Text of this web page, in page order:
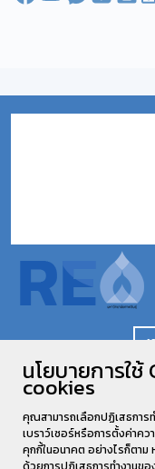
ง
พัฒนาเว็บไซต์โดย
นโยบายการใ
cookies
คุณสามารถเลือกปฏิเสธการ
เบราว์เซอร์หรือการตั้งค่าค
คุกกี้ในอนาคต อย่างไรก็ตา